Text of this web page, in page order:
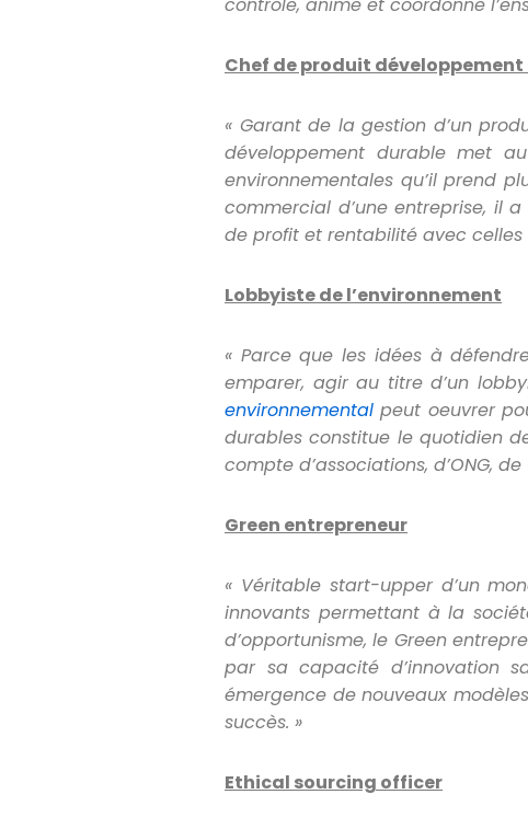
Chef de produit
« Garant de la gestion d’un
développement durable met
environnementales qu’il prend
commercial d’une entreprise, il
de profit et rentabilité avec
Lobbyiste de l’environnement
« Parce que les idées à
emparer, agir au titre d’un
environnemental peut oeuvrer
durables constitue le quotidien
compte d’associations, d’ONG,
Green entrepreneur
« Véritable start-upper d’un
innovants permettant à la
d’opportunisme, le Green
par sa capacité d’innovation
émergence de nouveaux mod
succès. »
Ethical sourcing officer